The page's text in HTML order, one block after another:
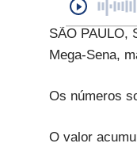
SÃO PAULO,
Mega-Sena,
Os números
O valor